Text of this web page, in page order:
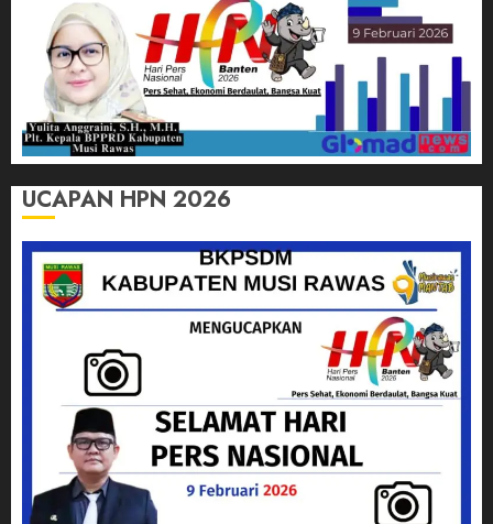
UCAPAN HPN 2026